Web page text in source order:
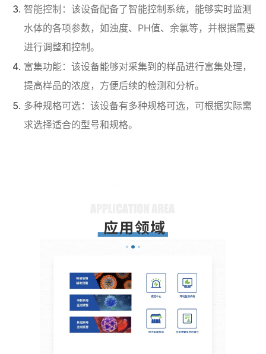
智能控制：该设备配备了智能控制系统，能够实时监测
水体的各项参数，如浊度、PH值、余氯等，并根据需要
进行调整和控制。
富集功能：该设备能够对采集到的样品进行富集处理，
提高样品的浓度，方便后续的检测和分析。
多种规格可选：该设备有多种规格可选，可根据实际需
求选择适合的型号和规格。